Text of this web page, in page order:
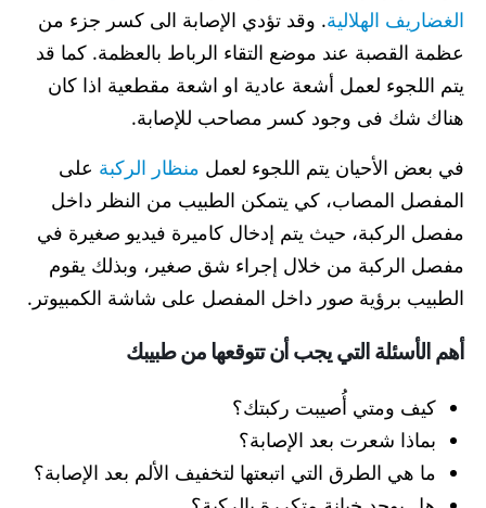
الغضاريف الهلالية. وقد تؤدي الإصابة الى كسر جزء من
عظمة القصبة عند موضع التقاء الرباط بالعظمة. كما قد
يتم اللجوء لعمل أشعة عادية او اشعة مقطعية اذا كان
هناك شك فى وجود كسر مصاحب للإصابة.
في بعض الأحيان يتم اللجوء لعمل منظار الركبة على
المفصل المصاب، كي يتمكن الطبيب من النظر داخل
مفصل الركبة، حيث يتم إدخال كاميرة فيديو صغيرة في
مفصل الركبة من خلال إجراء شق صغير، وبذلك يقوم
الطبيب برؤية صور داخل المفصل على شاشة الكمبيوتر.
أهم الأسئلة التي يجب أن تتوقعها من طبيبك
كيف ومتي أُصيبت ركبتك؟
بماذا شعرت بعد الإصابة؟
ما هي الطرق التي اتبعتها لتخفيف الألم بعد الإصابة؟